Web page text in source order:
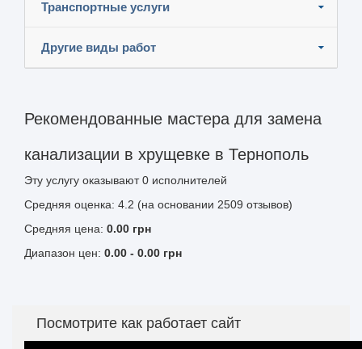
Транспортные услуги
Другие виды работ
Рекомендованные мастера для замена
канализации в хрущевке в Тернополь
Эту услугу оказывают0 исполнителей
Средняя оценка: 4.2 (на основании 2509 отзывов)
Средняя цена: 0.00 грн
Диапазон цен: 0.00 - 0.00 грн
Посмотрите как работает сайт